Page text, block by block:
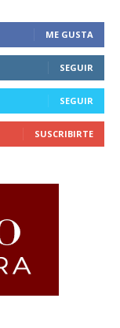
ME GUSTA
SEGUIR
SEGUIR
SUSCRIBIRTE